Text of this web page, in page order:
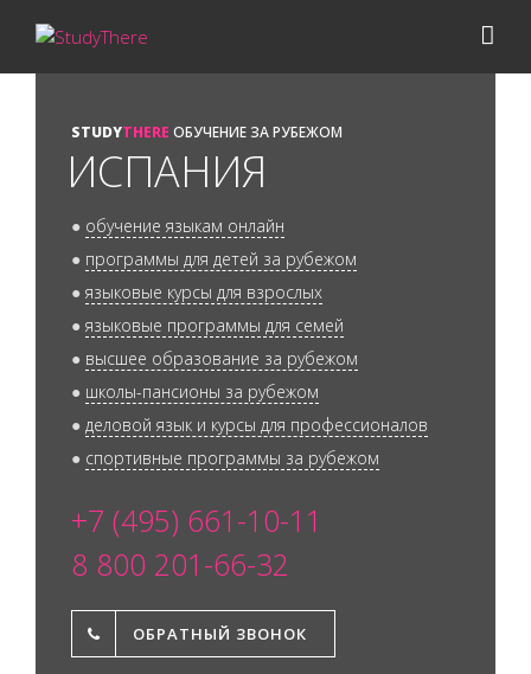
STUDYTHERE ОБУЧЕНИЕ ЗА РУБЕЖОМ
ИСПАНИЯ
● обучение языкам онлайн
● программы для детей за рубежом
● языковые курсы для взрослых
● языковые программы для семей
● высшее образование за рубежом
● школы-пансионы за рубежом
● деловой язык и курсы для профессионалов
● спортивные программы за рубежом
+7 (495) 661-10-11
8 800 201-66-32
ОБРАТНЫЙ ЗВОНОК